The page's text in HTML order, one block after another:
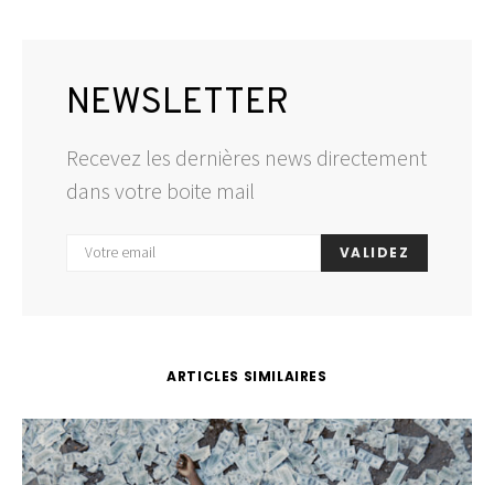
NEWSLETTER
Recevez les dernières news directement
dans votre boite mail
VALIDEZ
ARTICLES SIMILAIRES